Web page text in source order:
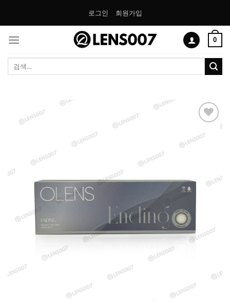
로그인 회원가입
0
색:
Add to
Wishlist